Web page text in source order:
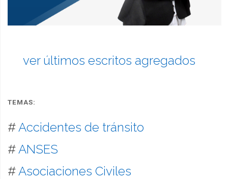
ver últimos escritos agregados
TEMAS:
# Accidentes de tránsito
# ANSES
# Asociaciones Civiles